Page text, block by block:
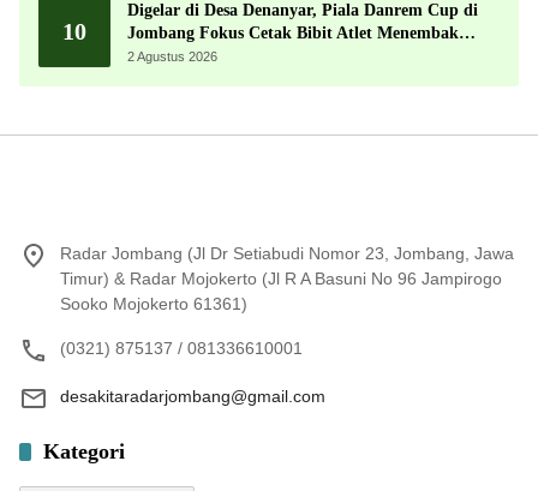
10
Digelar di Desa Denanyar, Piala Danrem Cup di
Jombang Fokus Cetak Bibit Atlet Menembak
Berprestasi
2 Agustus 2026
Radar Jombang (Jl Dr Setiabudi Nomor 23, Jombang, Jawa
Timur) & Radar Mojokerto (Jl R A Basuni No 96 Jampirogo
Sooko Mojokerto 61361)
(0321) 875137 / 081336610001
desakitaradarjombang@gmail.com
Kategori